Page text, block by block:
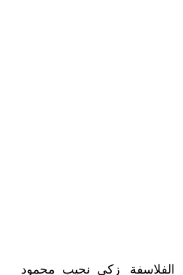
الفلاسفة زكى_نجيب_محمود